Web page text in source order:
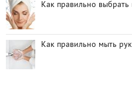
Как правильно
Как правильно мыть